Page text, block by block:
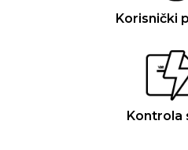
Korisnički
Kontrola